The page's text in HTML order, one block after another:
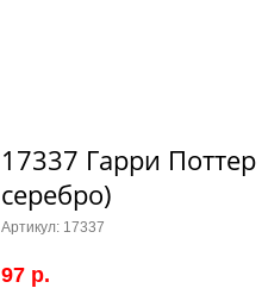
17337 Гарри
серебро)
Артикул: 17337
97 р.